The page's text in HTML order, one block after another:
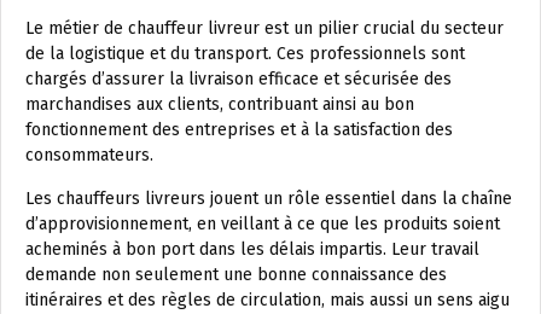
Le métier de chauffeur livreur est un pilier crucial du secteur
de la logistique et du transport. Ces professionnels sont
chargés d’assurer la livraison efficace et sécurisée des
marchandises aux clients, contribuant ainsi au bon
fonctionnement des entreprises et à la satisfaction des
consommateurs.
Les chauffeurs livreurs jouent un rôle essentiel dans la chaîne
d’approvisionnement, en veillant à ce que les produits soient
acheminés à bon port dans les délais impartis. Leur travail
demande non seulement une bonne connaissance des
itinéraires et des règles de circulation, mais aussi un sens aigu